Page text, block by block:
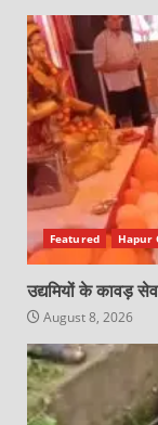
Featured Hapur
उद्यमियों के कावड़
August 8, 2026